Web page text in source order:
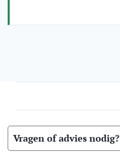
Vragen of advies nodig?